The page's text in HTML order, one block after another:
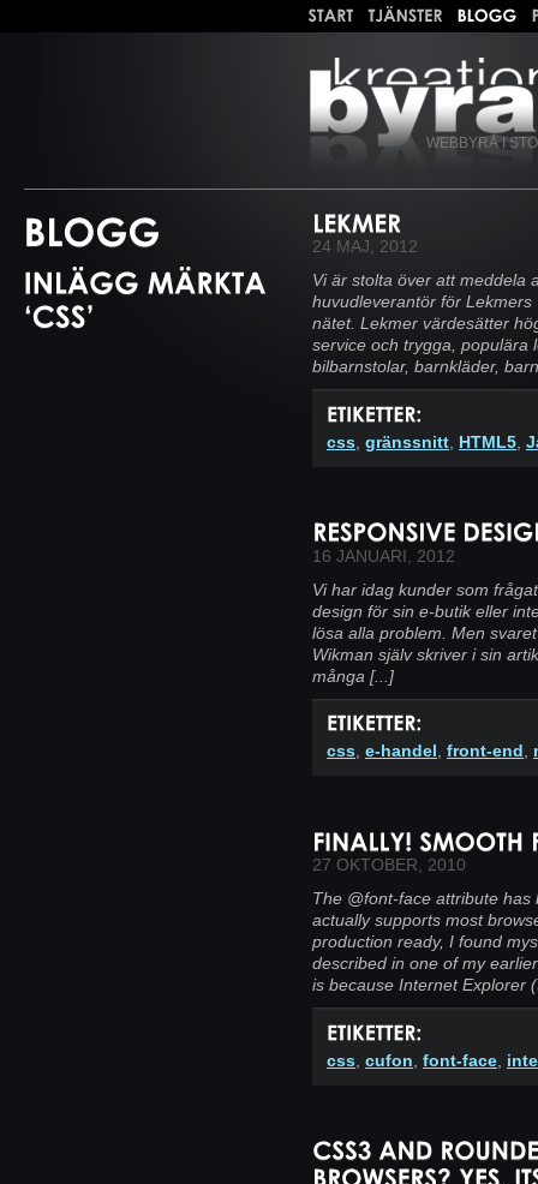
WEBBYRÅ I
24 MAJ, 2012
Vi är stolta över att meddela
huvudleverantör för
nätet. Lekmer värdesätter
service och trygga, populära
bilbarnstolar, barnkläder,
css gränssnitt HTML5
16 JANUARI, 2012
Vi har idag kunder som
design för sin e-butik eller
lösa alla problem. Men
Wikman själv skriver i sin
många [...]
css, e-handel, front-end,
27 OKTOBER, 2010
The @font-face attribute
actually supports most
production ready, I found
described in one of my
is because Internet Explorer
css cufon font-face